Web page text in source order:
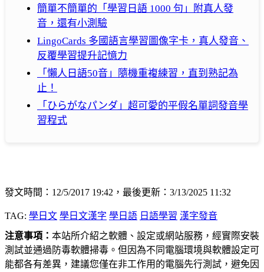
簡單不簡單的「學習日語 1000 句」附真人發
音，還有小測驗
LingoCards 多國語言學習圖像字卡，真人發音、
反覆學習提升記憶力
「懶人日語50音」隨機重複練習，直到熟記為
止！
「ひらがなパンダ」超可愛的平假名單詞發音學
習程式
發文時間：12/5/2017 19:42，最後更新：3/13/2025 11:32
TAG: 學日文 學日文漢字 學日語 日語學習 漢字發音
注意事項： 本站所介紹之軟體、設定或網站服務，經實際安裝
測試並通過防毒軟體掃毒。但因為不同電腦環境與軟體設定可
能都各有差異，建議您僅在非工作用的電腦先行測試，避免因